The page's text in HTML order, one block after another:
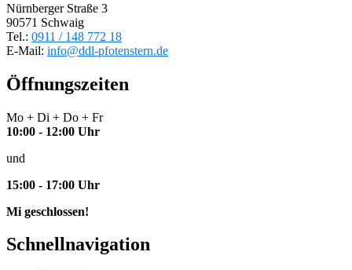
Nürnberger Straße 3
90571 Schwaig
Tel.: 0911 / 148 772 18
E-Mail: info@ddl-pfotenstern.de
Öffnungszeiten
Mo + Di + Do + Fr
10:00 - 12:00 Uhr
und
15:00 - 17:00 Uhr
Mi geschlossen!
Schnellnavigation